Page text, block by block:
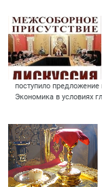
поступило
Экономика в условиях